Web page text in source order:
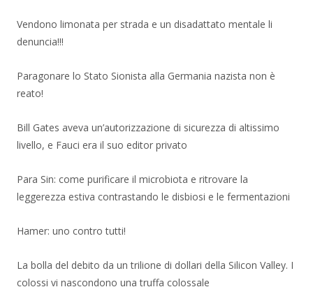
Vendono limonata per strada e un disadattato mentale li
denuncia!!!
Paragonare lo Stato Sionista alla Germania nazista non è
reato!
Bill Gates aveva un’autorizzazione di sicurezza di altissimo
livello, e Fauci era il suo editor privato
Para Sin: come purificare il microbiota e ritrovare la
leggerezza estiva contrastando le disbiosi e le fermentazioni
Hamer: uno contro tutti!
La bolla del debito da un trilione di dollari della Silicon Valley. I
colossi vi nascondono una truffa colossale